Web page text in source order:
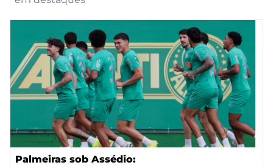
Palmeiras sob Assédio: